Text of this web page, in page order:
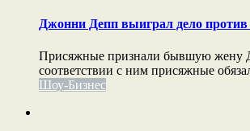
Джонни Депп выиграл дело против
Присяжные признали бывшую жену
соответствии с ним присяжные
Шоу-Бизнес